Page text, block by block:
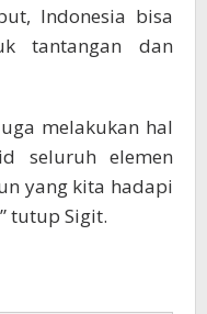
Indonesia bisa
tantangan dan
melakukan hal
seluruh elemen
yang kita hadapi
tutup Sigit.